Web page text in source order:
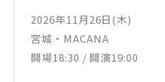
2026年11月26日(木)
宮城・MACANA
開場18:30 / 開演19:00